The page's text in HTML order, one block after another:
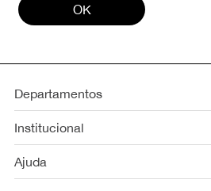
OK
Departamentos
Institucional
Ajuda